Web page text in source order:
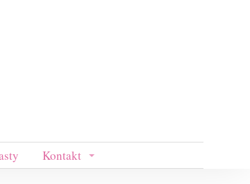
Kontakt